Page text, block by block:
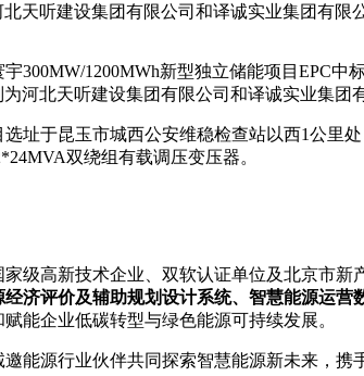
天听建设集团有限公司和译诚实业集团有限
300MW/1200MWh新型独立储能项目EPC
河北天听建设集团有限公司和译诚实业集团
址于昆玉市城西公安维稳检查站以西1公里
双绕组有载调压变压器。
家级高新技术企业、双软认证单位及北京市新
济评价及辅助规划设计系统、智慧能源运营
能企业低碳转型与绿色能源可持续发展。
能源行业伙伴共同探索智慧能源新未来，携